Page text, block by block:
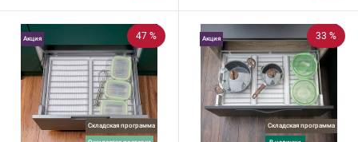
47 %
Складская программа
Акция 33 %
Складская программа
Акция